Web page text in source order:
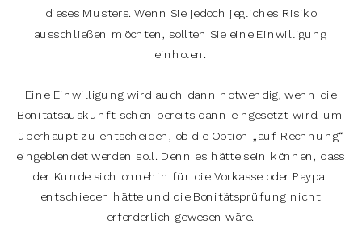
dieses Musters. Wenn Sie jedoch jegliches Risiko
ausschließen möchten, sollten Sie eine Einwilligung
einholen.
Eine Einwilligung wird auch dann notwendig, wenn die
Bonitätsauskunft schon bereits dann eingesetzt wird, um
überhaupt zu entscheiden, ob die Option „auf Rechnung“
eingeblendet werden soll. Denn es hätte sein können, dass
der Kunde sich ohnehin für die Vorkasse oder Paypal
entschieden hätte und die Bonitätsprüfung nicht
erforderlich gewesen wäre.